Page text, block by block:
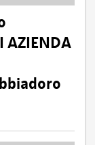
AZIENDA